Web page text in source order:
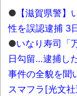
時代の流
【衝撃】
されてきた
オース
飛行
【中国】
● 【滋賀県警
性を誤認逮捕 3
●いなり寿司「
日勾留…逮捕し
事件の全貌を聞
スマフラ[光文